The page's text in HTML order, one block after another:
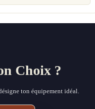
Choix ?
ton équipement idéal.